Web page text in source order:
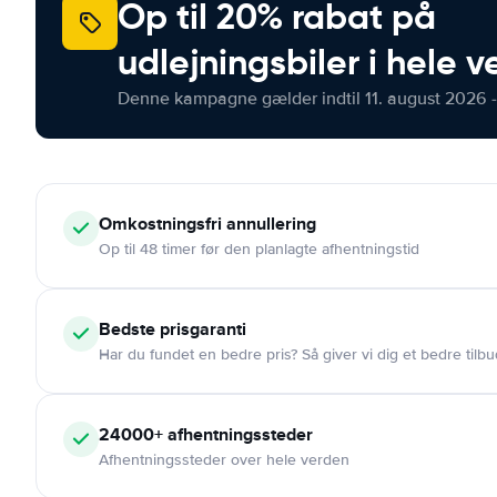
Op til 20% rabat på
udlejningsbiler i hele
Denne kampagne gælder indtil 11. august 2026
Omkostningsfri annullering
Op til 48 timer før den planlagte afhentningstid
Bedste prisgaranti
Har du fundet en bedre pris? Så giver vi dig et bedre
24000+afhentningssteder
Afhentningssteder over hele verden